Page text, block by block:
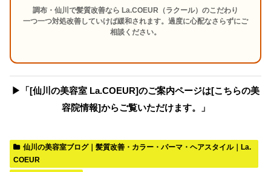
調布・仙川で髪質改善なら La.COEUR（ラクール）のこだわり
一つ一つ対処改善していけば緩和されます。過度に心配なさらずにご
相談ください。
▶︎「[仙川の美容室 La.COEUR]のご案内ページは[こちらの美
容院情報]からご覧いただけます。」
仙川の美容室ブログ｜髪質改善・カラー・パーマ・ヘアスタイル｜La.
COEUR